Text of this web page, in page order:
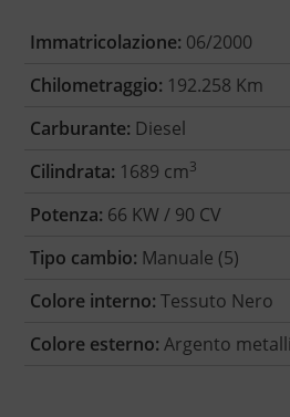
Immatricolazione: 06/2000
Chilometraggio: 192.258 Km
Carburante: Diesel
Cilindrata: 1689 cm3
Potenza: 66 KW / 90 CV
Tipo cambio: Manuale (5)
Colore interno: Tessuto Nero
Colore esterno: Argento